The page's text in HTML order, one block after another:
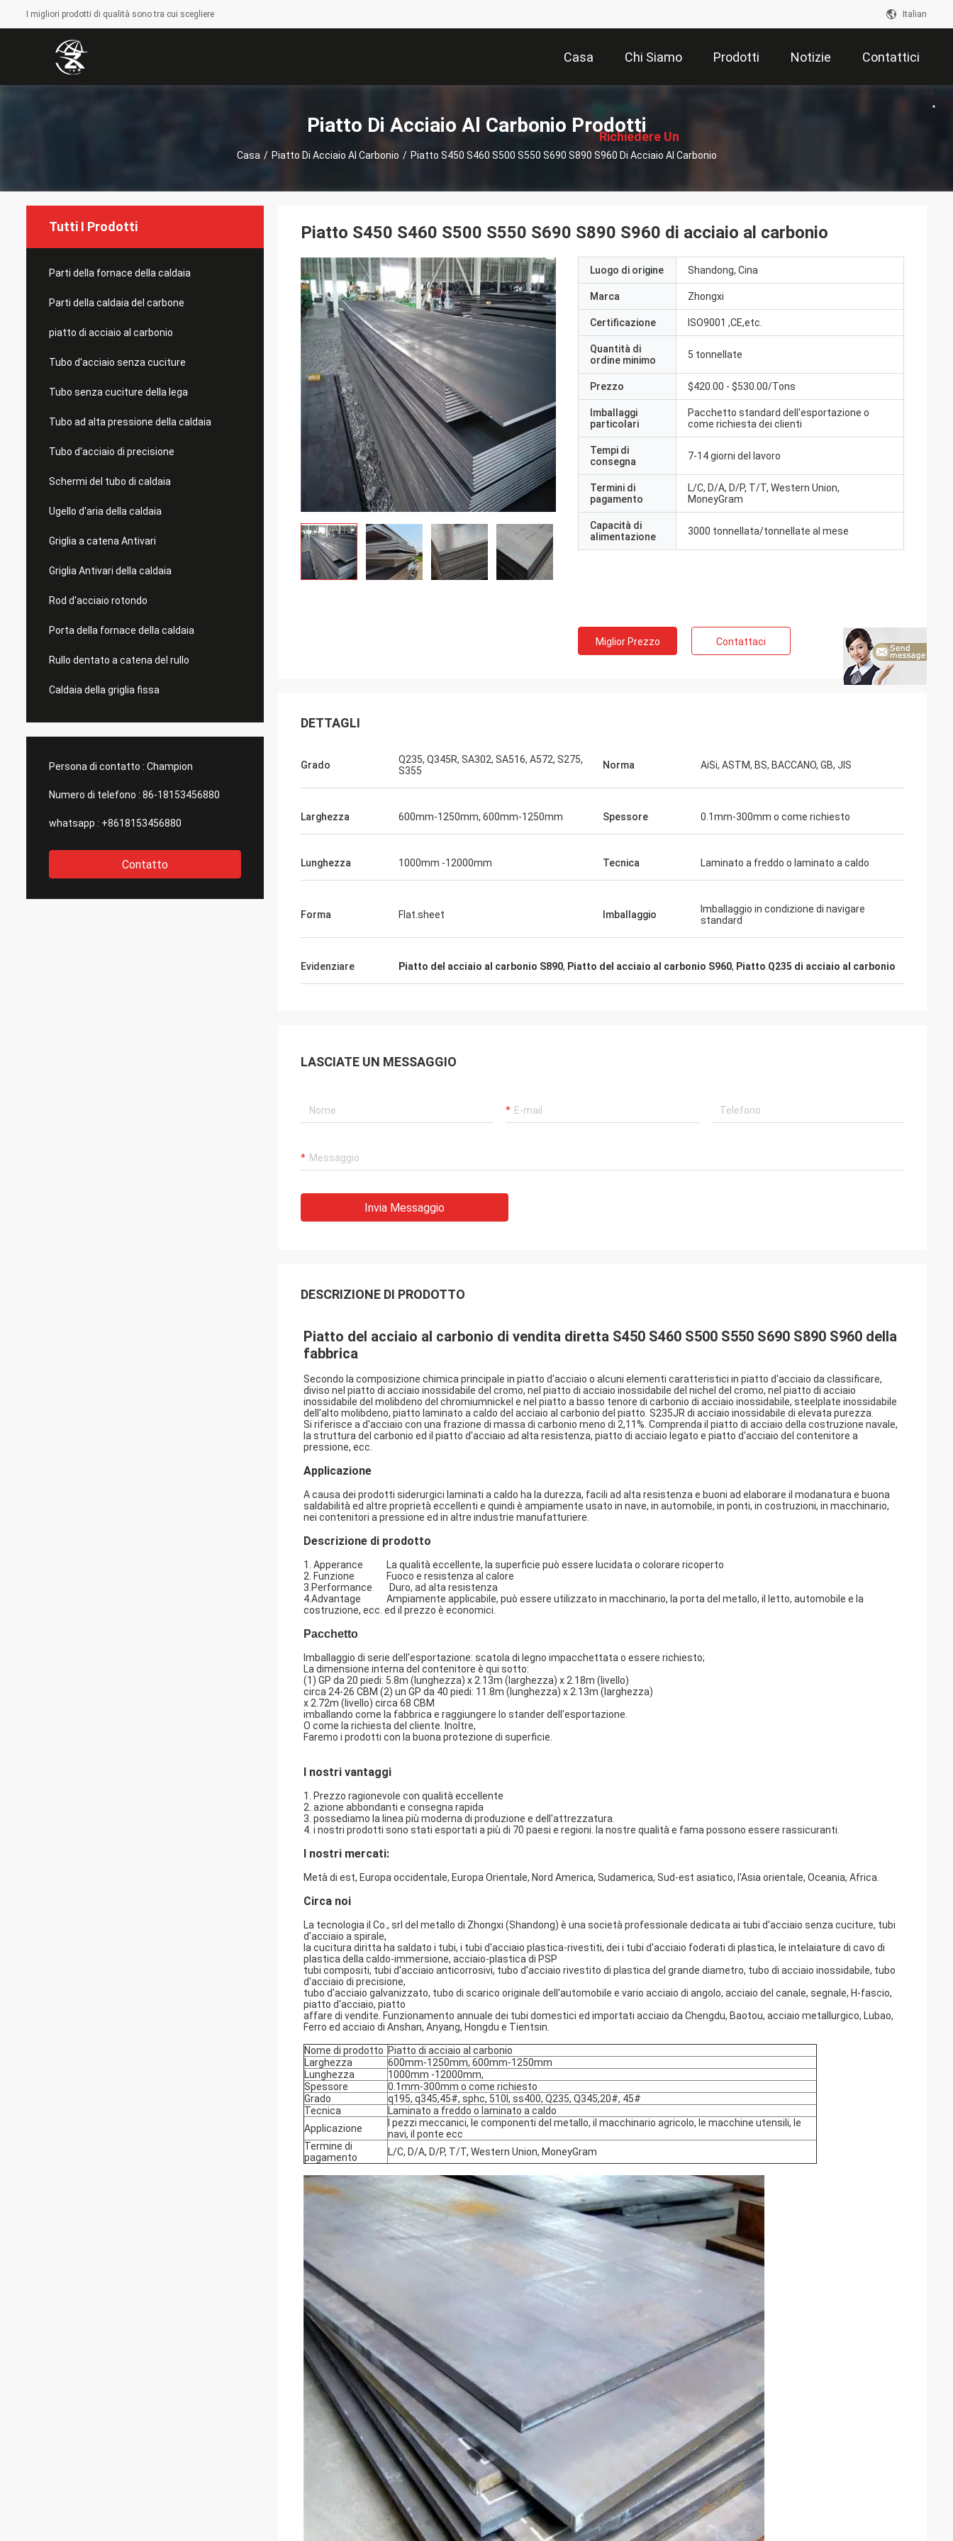
I migliori prodotti di qualità sono tra cui scegliere Italian
Casa Chi Siamo Prodotti Notizie Contattici
述
Richiedere Un
Preventivo
Piatto Di Acciaio Al Carbonio Prodotti
Casa / Piatto Di Acciaio Al Carbonio / Piatto S450 S460 S500 S550 S690 S890 S960 Di Acciaio Al Carbonio
Tutti I Prodotti
Parti della fornace della caldaia
Parti della caldaia del carbone
piatto di acciaio al carbonio
Tubo d'acciaio senza cuciture
Tubo senza cuciture della lega
Tubo ad alta pressione della caldaia
Tubo d'acciaio di precisione
Schermi del tubo di caldaia
Ugello d'aria della caldaia
Griglia a catena Antivari
Griglia Antivari della caldaia
Rod d'acciaio rotondo
Porta della fornace della caldaia
Rullo dentato a catena del rullo
Caldaia della griglia fissa
Persona di contatto : Champion
Numero di telefono : 86-18153456880
whatsapp : +8618153456880
Contatto
Piatto S450 S460 S500 S550 S690 S890 S960 di acciaio al carbonio
Luogo di origine Shandong, Cina
Marca Zhongxi
Certificazione ISO9001 ,CE,etc.
Quantità di
ordine minimo
5 tonnellate
Prezzo $420.00 - $530.00/Tons
Imballaggi
particolari
Pacchetto standard dell'esportazione o
come richiesta dei clienti
Tempi di
consegna
7-14 giorni del lavoro
Termini di
pagamento
L/C, D/A, D/P, T/T, Western Union,
MoneyGram
Capacità di
alimentazione
3000 tonnellata/tonnellate al mese
Miglior Prezzo Contattaci
DETTAGLI
Grado
Q235, Q345R, SA302, SA516, A572, S275,
S355
Norma AiSi, ASTM, BS, BACCANO, GB, JIS
Larghezza 600mm-1250mm, 600mm-1250mm Spessore 0.1mm-300mm o come richiesto
Lunghezza 1000mm -12000mm Tecnica Laminato a freddo o laminato a caldo
Forma Flat.sheet Imballaggio
Imballaggio in condizione di navigare
standard
Evidenziare Piatto del acciaio al carbonio S890, Piatto del acciaio al carbonio S960, Piatto Q235 di acciaio al carbonio
LASCIATE UN MESSAGGIO
Invia Messaggio
DESCRIZIONE DI PRODOTTO
Piatto del acciaio al carbonio di vendita diretta S450 S460 S500 S550 S690 S890 S960 della
fabbrica
Secondo la composizione chimica principale in piatto d'acciaio o alcuni elementi caratteristici in piatto d'acciaio da classificare,
diviso nel piatto di acciaio inossidabile del cromo, nel piatto di acciaio inossidabile del nichel del cromo, nel piatto di acciaio
inossidabile del molibdeno del chromiumnickel e nel piatto a basso tenore di carbonio di acciaio inossidabile, steelplate inossidabile
dell'alto molibdeno, piatto laminato a caldo del acciaio al carbonio del piatto. S235JR di acciaio inossidabile di elevata purezza.
Si riferisce a d'acciaio con una frazione di massa di carbonio meno di 2,11%. Comprenda il piatto di acciaio della costruzione navale,
la struttura del carbonio ed il piatto d'acciaio ad alta resistenza, piatto di acciaio legato e piatto d'acciaio del contenitore a
pressione, ecc.
Applicazione
A causa dei prodotti siderurgici laminati a caldo ha la durezza, facili ad alta resistenza e buoni ad elaborare il modanatura e buona
saldabilità ed altre proprietà eccellenti e quindi è ampiamente usato in nave, in automobile, in ponti, in costruzioni, in macchinario,
nei contenitori a pressione ed in altre industrie manufatturiere.
Descrizione di prodotto
1. Apperance La qualità eccellente, la superficie può essere lucidata o colorare ricoperto
2. Funzione Fuoco e resistenza al calore
3.Performance Duro, ad alta resistenza
4.Advantage Ampiamente applicabile, può essere utilizzato in macchinario, la porta del metallo, il letto, automobile e la
costruzione, ecc. ed il prezzo è economici.
Pacchetto
Imballaggio di serie dell'esportazione: scatola di legno impacchettata o essere richiesto;
La dimensione interna del contenitore è qui sotto:
(1) GP da 20 piedi: 5.8m (lunghezza) x 2.13m (larghezza) x 2.18m (livello)
circa 24-26 CBM (2) un GP da 40 piedi: 11.8m (lunghezza) x 2.13m (larghezza)
x 2.72m (livello) circa 68 CBM
imballando come la fabbrica e raggiungere lo stander dell'esportazione.
O come la richiesta del cliente. Inoltre,
Faremo i prodotti con la buona protezione di superficie.
I nostri vantaggi
1. Prezzo ragionevole con qualità eccellente
2. azione abbondanti e consegna rapida
3. possediamo la linea più moderna di produzione e dell'attrezzatura.
4. i nostri prodotti sono stati esportati a più di 70 paesi e regioni. la nostre qualità e fama possono essere rassicuranti.
I nostri mercati:
Metà di est, Europa occidentale, Europa Orientale, Nord America, Sudamerica, Sud-est asiatico, l'Asia orientale, Oceania, Africa.
Circa noi
La tecnologia il Co., srl del metallo di Zhongxi (Shandong) è una società professionale dedicata ai tubi d'acciaio senza cuciture, tubi
d'acciaio a spirale,
la cucitura diritta ha saldato i tubi, i tubi d'acciaio plastica-rivestiti, dei i tubi d'acciaio foderati di plastica, le intelaiature di cavo di
plastica della caldo-immersione, acciaio-plastica di PSP
tubi compositi, tubi d'acciaio anticorrosivi, tubo d'acciaio rivestito di plastica del grande diametro, tubo di acciaio inossidabile, tubo
d'acciaio di precisione,
tubo d'acciaio galvanizzato, tubo di scarico originale dell'automobile e vario acciaio di angolo, acciaio del canale, segnale, H-fascio,
piatto d'acciaio, piatto
affare di vendite. Funzionamento annuale dei tubi domestici ed importati acciaio da Chengdu, Baotou, acciaio metallurgico, Lubao,
Ferro ed acciaio di Anshan, Anyang, Hongdu e Tientsin.
Nome di prodotto Piatto di acciaio al carbonio
Larghezza
600mm-1250mm, 600mm-1250mm
Lunghezza
1000mm -12000mm,
Spessore
0.1mm-300mm o come richiesto
Grado
q195, q345,45#, sphc, 510l, ss400, Q235, Q345,20#, 45#
Tecnica
Laminato a freddo o laminato a caldo
Applicazione
I pezzi meccanici, le componenti del metallo, il macchinario agricolo, le macchine utensili, le
navi, il ponte ecc
Termine di
pagamento
L/C, D/A, D/P, T/T, Western Union, MoneyGram